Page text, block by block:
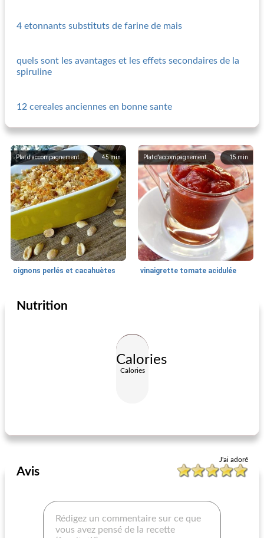
4 etonnants substituts de farine de mais
quels sont les avantages et les effets secondaires de la
spiruline
12 cereales anciennes en bonne sante
45min
Plat d'accompagnement
oignons perlés et cacahuètes
15min
Plat d'accompagnement
vinaigrette tomate acidulée
Plat d'accompagnement
Nutrition
Calories
Calories
J'ai adoré
Avis